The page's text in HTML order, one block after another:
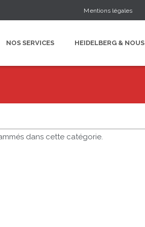
Mentions légales
NOS SERVICES HEIDELBERG & NOUS
dans cette catégorie.